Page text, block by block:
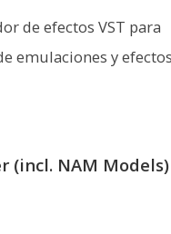
de efectos VST para
emulaciones y
(incl. NAM Models)